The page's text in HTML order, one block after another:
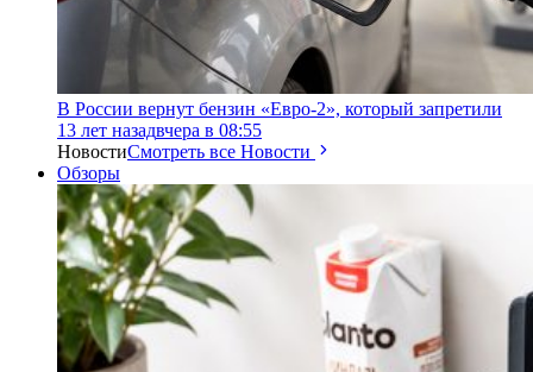
В России вернут бензин «Евро-2», который запретили
13 лет назадвчера в 08:55
НовостиСмотреть все Новости
Обзоры